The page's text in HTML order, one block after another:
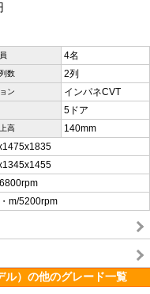
4名
数 2列
ン インパネCVT
5ドア
高 140mm
m/5200rpm
ル）の他のグレード一覧